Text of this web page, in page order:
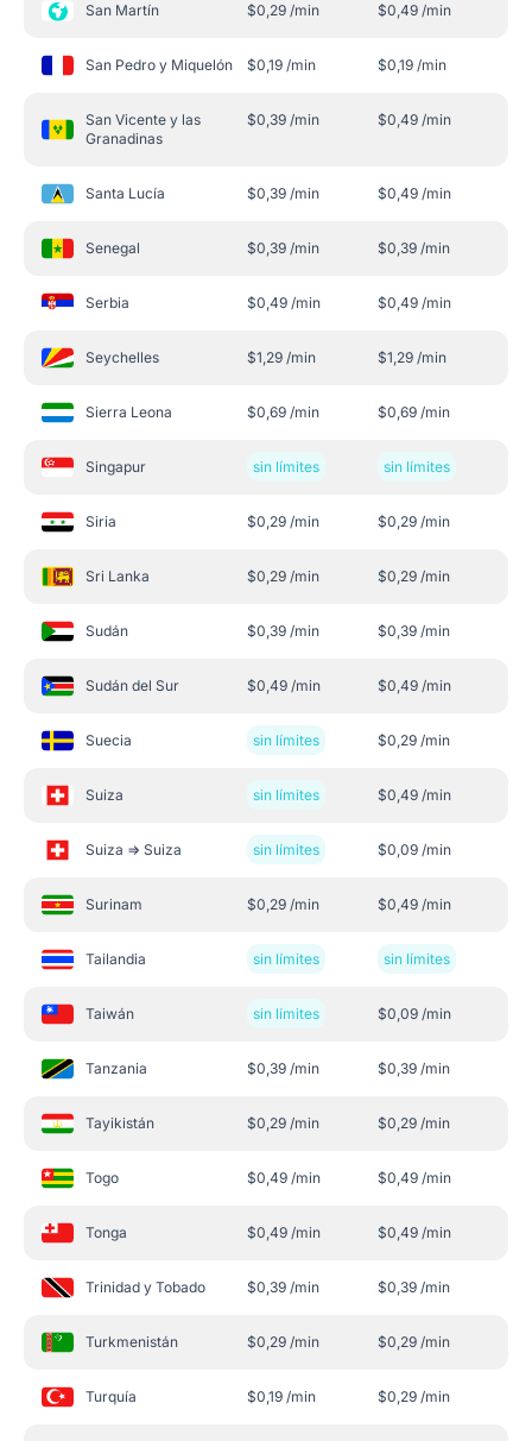
San Martín $0,29 /min $0,49 /min
San Pedro y Miquelón $0,19 /min $0,19 /min
San Vicente y las
Granadinas
$0,39 /min $0,49 /min
Santa Lucía $0,39 /min $0,49 /min
Senegal $0,39 /min $0,39 /min
Serbia $0,49 /min $0,49 /min
Seychelles $1,29 /min $1,29 /min
Sierra Leona $0,69 /min $0,69 /min
Singapur sin límites sin límites
Siria $0,29 /min $0,29 /min
Sri Lanka $0,29 /min $0,29 /min
Sudán $0,39 /min $0,39 /min
Sudán del Sur $0,49 /min $0,49 /min
Suecia sin límites $0,29 /min
Suiza sin límites $0,49 /min
Suiza => Suiza sin límites $0,09 /min
Surinam $0,29 /min $0,49 /min
Tailandia sin límites sin límites
Taiwán sin límites $0,09 /min
Tanzania $0,39 /min $0,39 /min
Tayikistán $0,29 /min $0,29 /min
Togo $0,49 /min $0,49 /min
Tonga $0,49 /min $0,49 /min
Trinidad y Tobado $0,39 /min $0,39 /min
Turkmenistán $0,29 /min $0,29 /min
Turquía $0,19 /min $0,29 /min